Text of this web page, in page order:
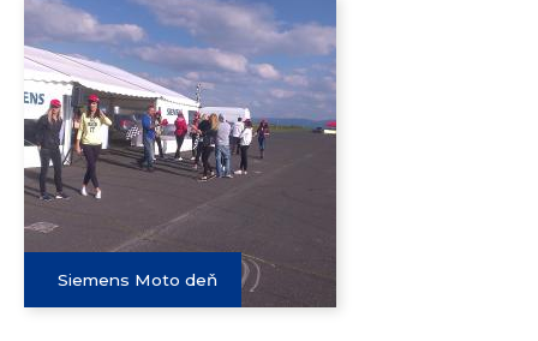
Siemens Moto deň